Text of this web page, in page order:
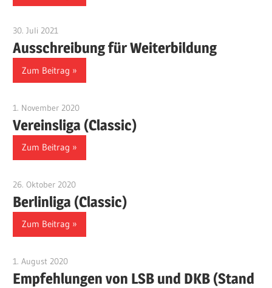
30. Juli 2021
Ausschreibung für Weiterbildung
Zum Beitrag
1. November 2020
Vereinsliga (Classic)
Zum Beitrag
26. Oktober 2020
Berlinliga (Classic)
Zum Beitrag
1. August 2020
Empfehlungen von LSB und DKB (Stand